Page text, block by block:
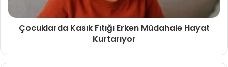
Çocuklarda Kasık Fıtığı Erken Müdahale Hayat
Kurtarıyor